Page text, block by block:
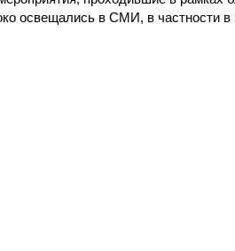
освещались в СМИ, в частности в